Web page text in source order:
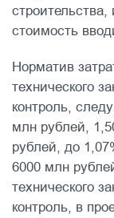
стоимость
Норматив
технического
контроль,
млн рублей,
рублей, до
6000 млн
технического
контроль, в